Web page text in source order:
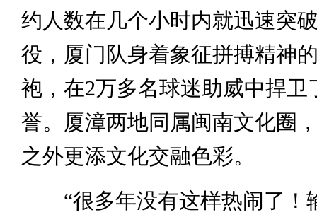
约人数在几个小时内就迅速突
役，厦门队身着象征拼搏精神
袍，在2万多名球迷助威中捍卫
誉。厦漳两地同属闽南文化圈
之外更添文化交融色彩。
“很多年没有这样热闹了！